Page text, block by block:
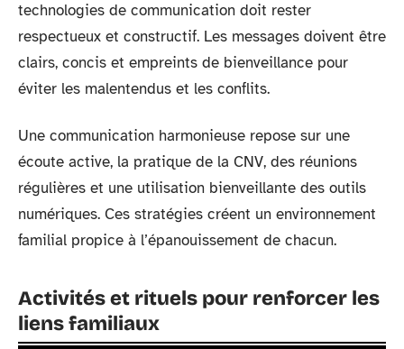
technologies de communication doit rester
respectueux et constructif. Les messages doivent être
clairs, concis et empreints de bienveillance pour
éviter les malentendus et les conflits.
Une communication harmonieuse repose sur une
écoute active, la pratique de la CNV, des réunions
régulières et une utilisation bienveillante des outils
numériques. Ces stratégies créent un environnement
familial propice à l’épanouissement de chacun.
Activités et rituels pour renforcer les
liens familiaux